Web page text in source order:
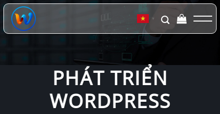
Chuyển
đến
dung
▼
PHÁT TRIỂN
WORDPRESS